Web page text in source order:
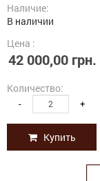
Наличие:
В наличии
Цена :
42 000,00 грн.
Количество:
- +
Купить